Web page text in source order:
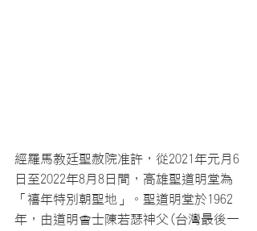
經羅馬教廷聖赦院准許，從2021年元月6
日至2022年8月8日間，高雄聖道明堂為
「禧年特別朝聖地」。聖道明堂於1962
年，由道明會士陳若瑟神父(台灣最後一